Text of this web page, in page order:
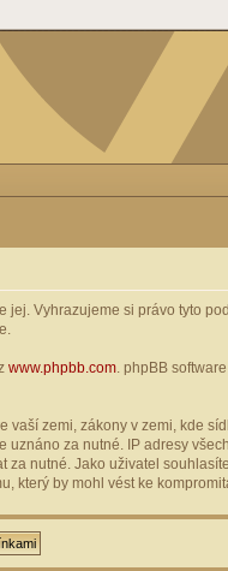
Vyhrazujeme si právo tyto
www.phpbb.com . phpBB
zemi, zákony v zemi, kde
za nutné. IP adresy
nutné. Jako uživatel
který by mohl vést ke